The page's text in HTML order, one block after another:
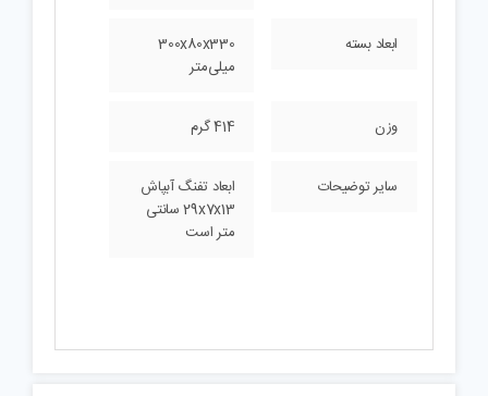
ابعاد بسته
300x80x330
میلی‌متر
وزن 414 گرم
سایر توضیحات
ابعاد تفنگ آبپاش
29x7x13 سانتی
متر است